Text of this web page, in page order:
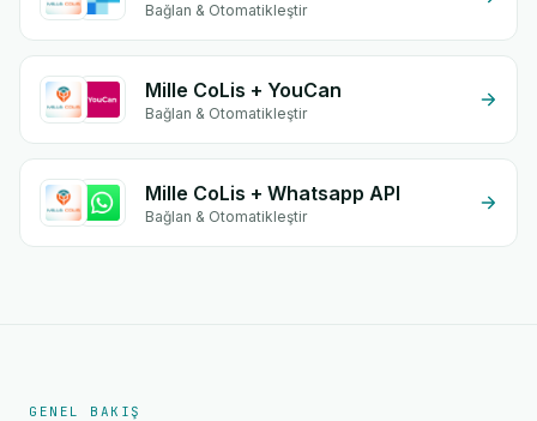
Bağlan & Otomatikleştir
Mille CoLis + YouCan
Bağlan & Otomatikleştir
Mille CoLis + Whatsapp API
Bağlan & Otomatikleştir
GENEL BAKIŞ